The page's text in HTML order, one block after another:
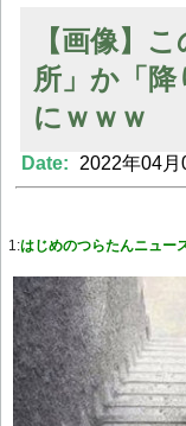
【モー娘。石田亜佑美】フ
【画像あり】Facebookと
【画像】
所」か「
にｗｗｗ
Date: 2022年04月
1:はじめのつらたんニュー